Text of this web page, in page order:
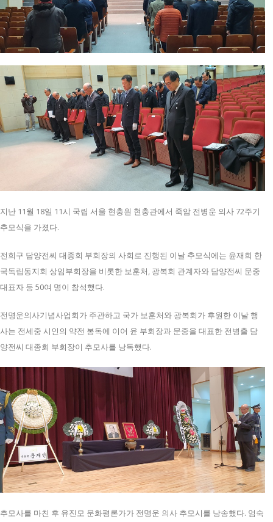
지난 11월 18일 11시 국립 서울 현충원 현충관에서 죽암 전병운 의사 72주기
추모식을 가졌다.
전희구 담양전씨 대종회 부회장의 사회로 진행된 이날 추모식에는 윤재희 한
국독립동지회 상임부회장을 비롯한 보훈처, 광복회 관계자와 담양전씨 문중
대표자 등 50여 명이 참석했다.
전명운의사기념사업회가 주관하고 국가 보훈처와 광복회가 후원한 이날 행
사는 전세중 시인의 약전 봉독에 이어 윤 부회장과 문중을 대표한 전병출 담
양전씨 대종회 부회장이 추모사를 낭독했다.
추모사를 마친 후 유진모 문화평론가가 전명운 의사 추모시를 낭송했다. 엄숙